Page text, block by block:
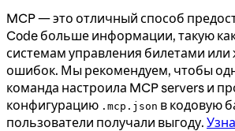
MCP — это отличный способ
Code больше информации, такую
системам управления билетами
ошибок. Мы рекомендуем, чтобы
команда настроила MCP servers и
конфигурацию .mcp.json в кодовую
пользователи получали выгоду.